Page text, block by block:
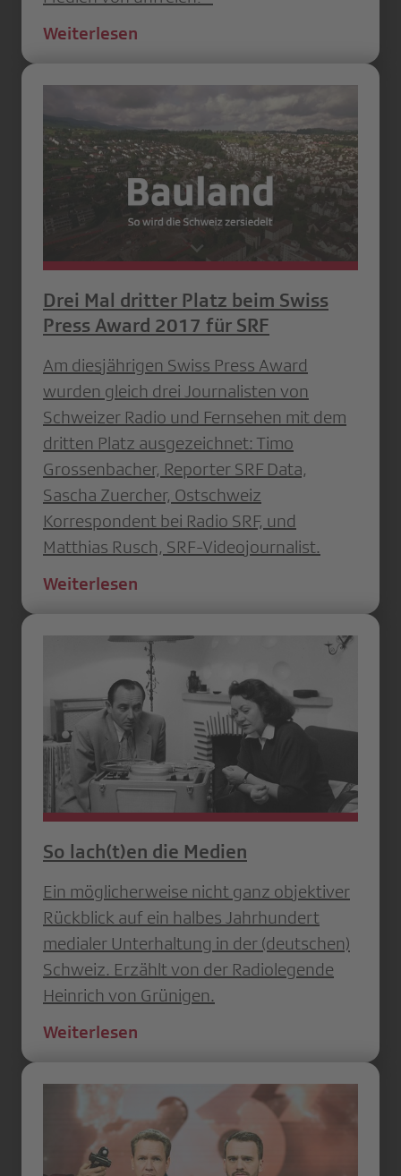
Weiterlesen
Drei Mal dritter Platz beim Swiss
Press Award 2017 für SRF
Am diesjährigen Swiss Press Award
wurden gleich drei Journalisten von
Schweizer Radio und Fernsehen mit dem
dritten Platz ausgezeichnet: Timo
Grossenbacher, Reporter SRF Data,
Sascha Zuercher, Ostschweiz
Korrespondent bei Radio SRF, und
Matthias Rusch, SRF-Videojournalist.
Weiterlesen
So lach(t)en die Medien
Ein möglicherweise nicht ganz objektiver
Rückblick auf ein halbes Jahrhundert
medialer Unterhaltung in der (deutschen)
Schweiz. Erzählt von der Radiolegende
Heinrich von Grünigen.
Weiterlesen